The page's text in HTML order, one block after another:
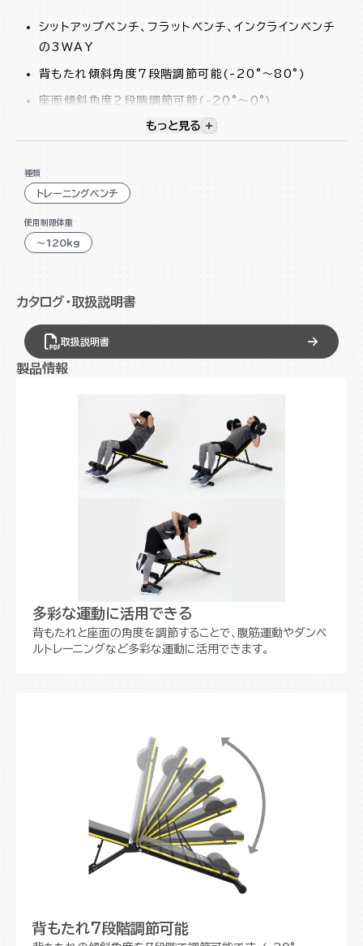
シットアップベンチ、フラットベンチ、インクラインベンチ
の3WAY
背もたれ傾斜角度7段階調節可能(-20°～80°)
座面傾斜角度2段階調節可能(-20°～0°)
レッグパッド2段階調節可能
移動用ハンドル付
折り畳み収納可能
視覚的に非表示のコンテンツを
もっと見る
種類
トレーニングベンチ
使用制限体重
～120kg
カタログ・取扱説明書
取扱説明書
製品情報
多彩な運動に活用できる
背もたれと座面の角度を調節することで、腹筋運動やダンベ
ルトレーニングなど多彩な運動に活用できます。
背もたれ7段階調節可能